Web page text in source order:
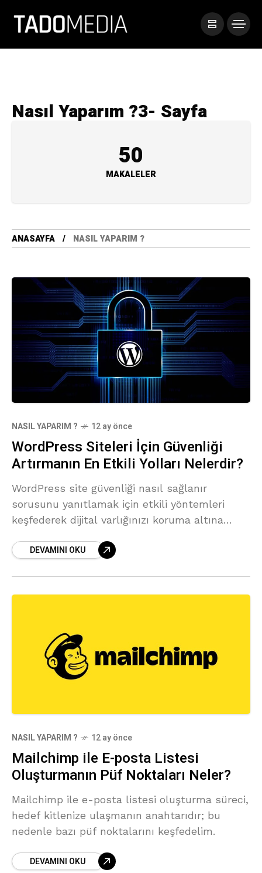
Nasıl Yaparım ?3- Sayfa
50
MAKALELER
ANASAYFA NASIL YAPARIM ?
NASIL YAPARIM ? 12 ay önce
WordPress Siteleri İçin Güvenliği
Artırmanın En Etkili Yolları Nelerdir?
WordPress site güvenliği nasıl sağlanır
sorusunu yanıtlamak için etkili yöntemleri
keşfederek dijital varlığınızı koruma altına
DEVAMINI OKU
NASIL YAPARIM ? 12 ay önce
Mailchimp ile E-posta Listesi
Oluşturmanın Püf Noktaları Neler?
Mailchimp ile e-posta listesi oluşturma süreci,
hedef kitlenize ulaşmanın anahtarıdır; bu
nedenle bazı püf noktalarını keşfedelim.
DEVAMINI OKU